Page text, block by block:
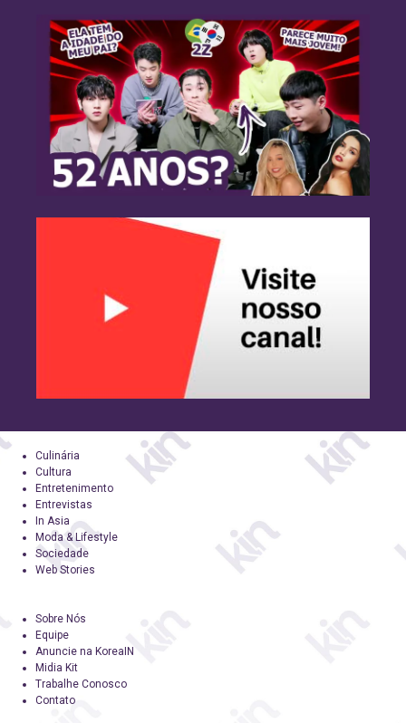
Culinária
Cultura
Entretenimento
Entrevistas
In Asia
Moda & Lifestyle
Sociedade
Web Stories
Sobre Nós
Equipe
Anuncie na KoreaIN
Midia Kit
Trabalhe Conosco
Contato